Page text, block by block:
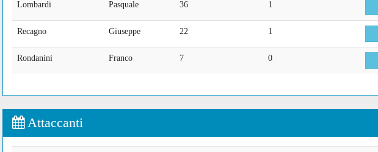
Lombardi Pasquale 36 1
Recagno Giuseppe 22 1
Rondanini Franco 7 0
Attaccanti